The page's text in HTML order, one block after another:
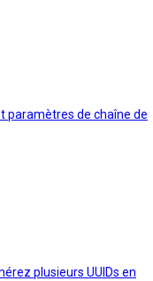
paramètres de chaîne de
plusieurs UUIDs en